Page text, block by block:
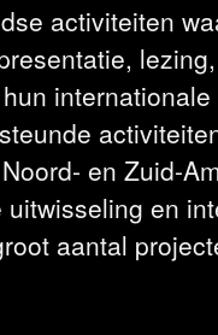
activiteiten
en Zuid-
en
aantal